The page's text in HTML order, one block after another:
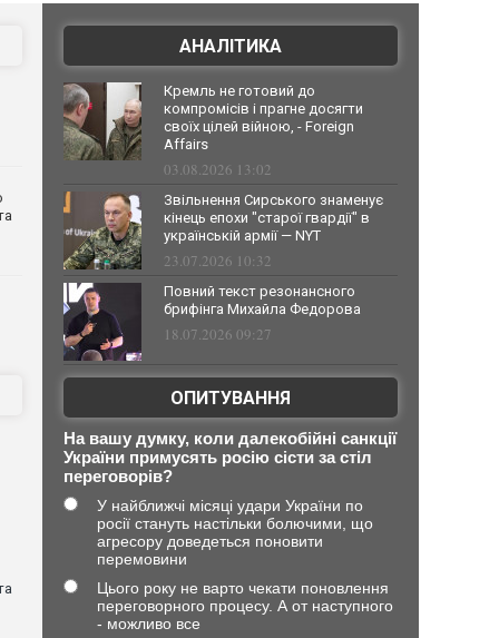
АНАЛІТИКА
Кремль не готовий до
компромісів і прагне досягти
своїх цілей війною, - Foreign
Affairs
03.08.2026 13:02
Звільнення Сирського знаменує
кінець епохи "старої гвардії" в
українській армії — NYT
23.07.2026 10:32
Повний текст резонансного
брифінга Михайла Федорова
18.07.2026 09:27
ОПИТУВАННЯ
На вашу думку, коли далекобійні санкції
України примусять росію сісти за стіл
переговорів?
У найближчі місяці удари України по
росії стануть настільки болючими, що
агресору доведеться поновити
перемовини
Цього року не варто чекати поновлення
переговорного процесу. А от наступного
- можливо все